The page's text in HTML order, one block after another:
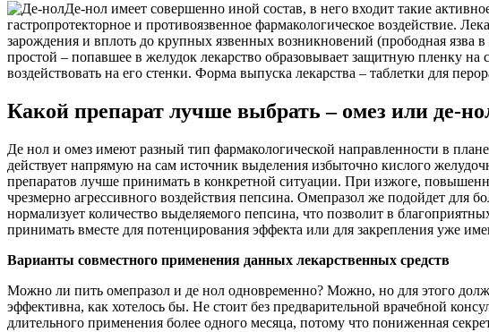
Де-нол имеет совершенно иной состав, в него входит такие
гастропротекторное и противоязвенное фармакологическое воздействие.
зарождения и вплоть до крупных язвенных возникновений (прободная язва
простой – попавшее в желудок лекарство образовывает защитную пленку
воздействовать на его стенки. Форма выпуска лекарства – таблетки для
Какой препарат лучше выбрать – омез или де-
Де нол и омез имеют разный тип фармакологической направленности в
действует напрямую на сам источник выделения избыточно кислого
препаратов лучше принимать в конкретной ситуации. При изжоге,
чрезмерно агрессивного воздействия пепсина. Омепразол же подойдет для
нормализует количество выделяемого пепсина, что позволит в
принимать вместе для потенцирования эффекта или для закрепления уже
Варианты совместного применения данных лекарственных средств
Можно ли пить омепразол и де нол одновременно? Можно, но для этого
эффективна, как хотелось бы. Не стоит без предварительной врачебной
длительного применения более одного месяца, потому что пониженная